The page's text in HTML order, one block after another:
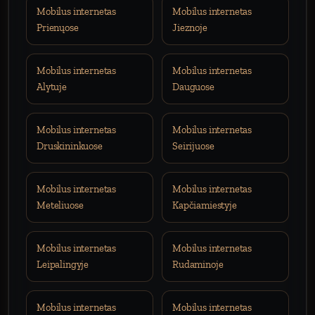
Mobilus internetas
Prienųose
Mobilus internetas
Jieznoje
Mobilus internetas
Alytuje
Mobilus internetas
Dauguose
Mobilus internetas
Druskininkuose
Mobilus internetas
Seirijuose
Mobilus internetas
Meteliuose
Mobilus internetas
Kapčiamiestyje
Mobilus internetas
Leipalingyje
Mobilus internetas
Rudaminoje
Mobilus internetas
Mobilus internetas